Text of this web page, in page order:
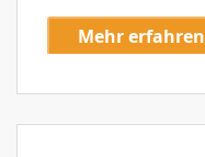
Mehr erfahren